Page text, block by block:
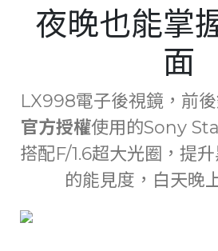
夜晚也能掌
面
LX998電子後視鏡，前
官方授權使用的Sony
搭配F/1.6超大光圈，提
的能見度，白天晚